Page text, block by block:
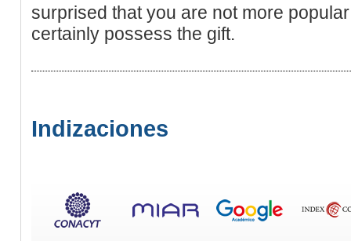
surprised that you are not more
certainly possess the gift.
Indizaciones